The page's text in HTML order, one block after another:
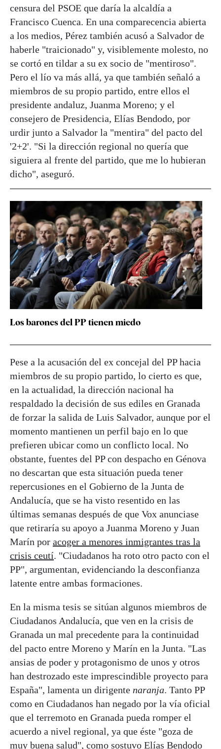
censura del PSOE que daría la alcaldía a
Francisco Cuenca. En una comparecencia abierta
a los medios, Pérez también acusó a Salvador de
haberle "traicionado" y, visiblemente molesto, no
se cortó en tildar a su ex socio de "mentiroso".
Pero el lío va más allá, ya que también señaló a
miembros de su propio partido, entre ellos el
presidente andaluz, Juanma Moreno; y el
consejero de Presidencia, Elías Bendodo, por
urdir junto a Salvador la "mentira" del pacto del
'2+2'. "Si la dirección regional no quería que
siguiera al frente del partido, que me lo hubieran
dicho", aseguró.
Los barones del PP tienen miedo
Pese a la acusación del ex concejal del PP hacia
miembros de su propio partido, lo cierto es que,
en la actualidad, la dirección nacional ha
respaldado la decisión de sus ediles en Granada
de forzar la salida de Luis Salvador, aunque por el
momento mantienen un perfil bajo en lo que
prefieren ubicar como un conflicto local. No
obstante, fuentes del PP con despacho en Génova
no descartan que esta situación pueda tener
repercusiones en el Gobierno de la Junta de
Andalucía, que se ha visto resentido en las
últimas semanas después de que Vox anunciase
que retiraría su apoyo a Juanma Moreno y Juan
Marín por acoger a menores inmigrantes tras la
crisis ceutí. "Ciudadanos ha roto otro pacto con el
PP", argumentan, evidenciando la desconfianza
latente entre ambas formaciones.
En la misma tesis se sitúan algunos miembros de
Ciudadanos Andalucía, que ven en la crisis de
Granada un mal precedente para la continuidad
del pacto entre Moreno y Marín en la Junta. "Las
ansias de poder y protagonismo de unos y otros
han destrozado este imprescindible proyecto para
España", lamenta un dirigente naranja. Tanto PP
como en Ciudadanos han negado por la vía oficial
que el terremoto en Granada pueda romper el
acuerdo a nivel regional, ya que éste "goza de
muy buena salud", como sostuvo Elías Bendodo